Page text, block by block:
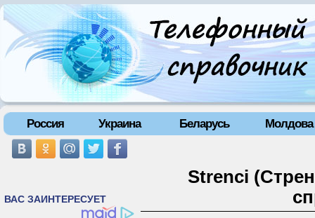
Россия Украина Беларусь Молдова
Strenci